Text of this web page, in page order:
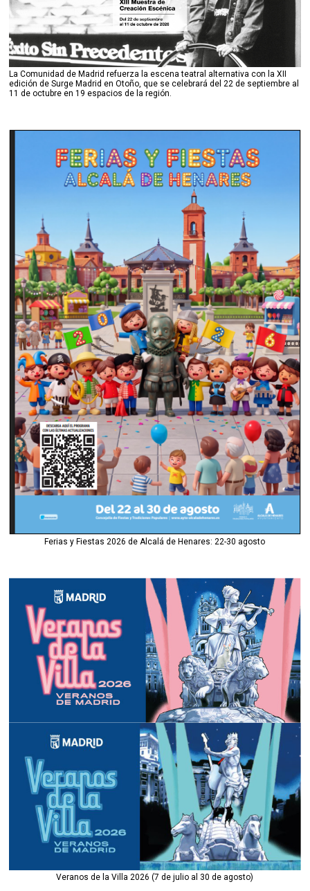
La Comunidad de Madrid refuerza la escena teatral alternativa con la XII
edición de Surge Madrid en Otoño, que se celebrará del 22 de septiembre al
11 de octubre en 19 espacios de la región.
Ferias y Fiestas 2026 de Alcalá de Henares: 22-30 agosto
Veranos de la Villa 2026 (7 de julio al 30 de agosto)